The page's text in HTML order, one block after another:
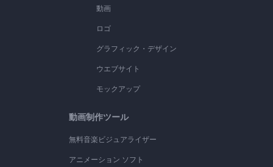
動画
ロゴ
グラフィック・デザイン
ウエブサイト
モックアップ
動画制作ツール
無料音楽ビジュアライザー
アニメーション ソフト